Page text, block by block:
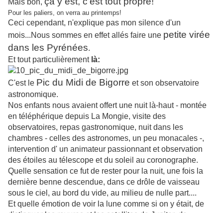
Mais bon,
Pour les paliers, on verra au printemps!
Ceci cependant, n'explique pas mon silence d'un
mois...Nous sommes en effet allés faire une petite virée
dans les Pyrénées.
Et tout particulièrement là:
C'est le Pic du Midi de Bigorre et son observatoire
astronomique.
Nos enfants nous avaient offert une nuit là-haut - montée
en téléphérique depuis La Mongie, visite des
observatoires, repas gastronomique, nuit dans les
chambres - celles des astronomes, un peu monacales -,
intervention d' un animateur passionnant et observation
des étoiles au télescope et du soleil au coronographe.
Quelle sensation ce fut de rester pour la nuit, une fois la
dernière benne descendue, dans ce drôle de vaisseau
sous le ciel, au bord du vide, au milieu de nulle part....
Et quelle émotion de voir la lune comme si on y était, de